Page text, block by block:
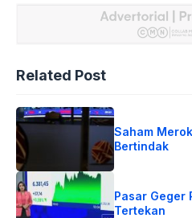
Related Post
Saham
Bertindak
Pasar Geger
Tertekan